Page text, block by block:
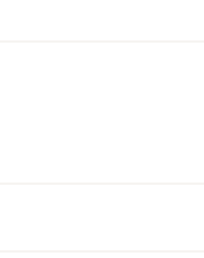
la mejor